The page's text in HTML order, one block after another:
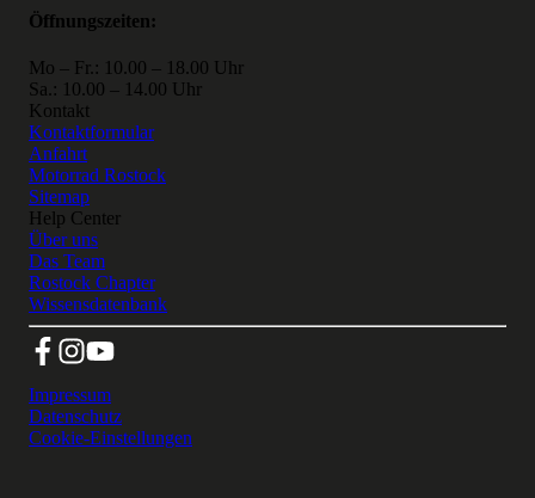
Öffnungszeiten:
Mo – Fr.: 10.00 – 18.00 Uhr
Sa.: 10.00 – 14.00 Uhr
Kontakt
Kontaktformular
Anfahrt
Motorrad Rostock
Sitemap
Help Center
Über uns
Das Team
Rostock Chapter
Wissensdatenbank
Impressum
Datenschutz
Cookie-Einstellungen